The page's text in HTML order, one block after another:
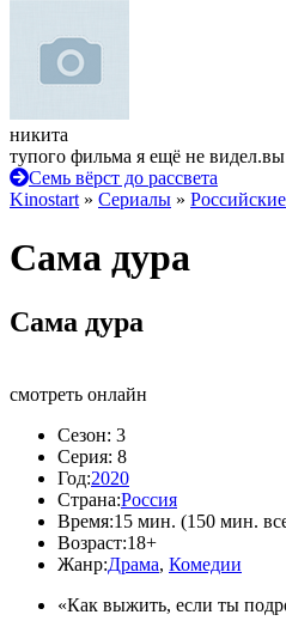
никита
тупого фильма я ещё не
Семь вёрст до рассвета
Kinostart » Сериалы »
Сама дура
Сама дура
смотреть онлайн
Сезон: 3
Серия: 8
Год:2020
Страна:Россия
Время:15 мин. (150 мин.
Возраст:18+
Жанр:Драма, Комедии
«Как выжить, если ты